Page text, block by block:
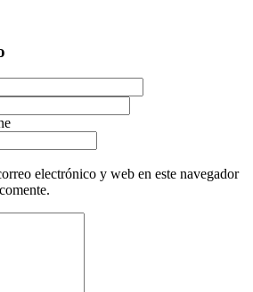
electrónico y web en este navegador